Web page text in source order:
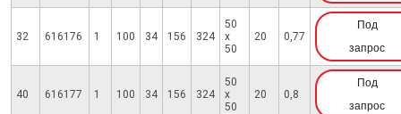
32 616176 1 100 34 156 324
50
x
50
20 0,77
Под
запрос
40 616177 1 100 34 156 324
50
x
50
20 0,8
Под
запрос